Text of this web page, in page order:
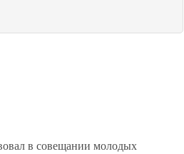
в совещании молодых